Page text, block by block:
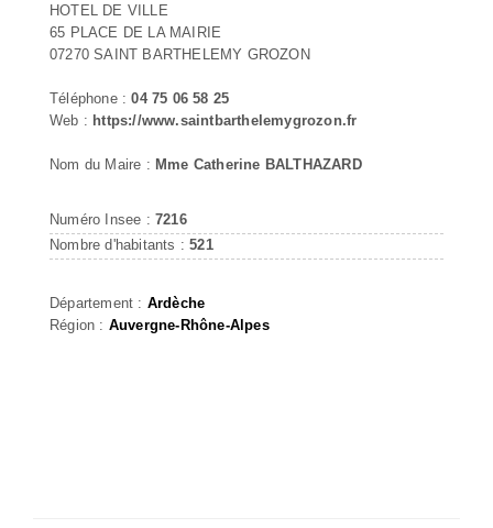
HOTEL DE VILLE
65 PLACE DE LA MAIRIE
07270 SAINT BARTHELEMY GROZON
Téléphone :04 75 06 58 25
Web : https://www.saintbarthelemygrozon.fr
Nom du Maire : Mme Catherine BALTHAZARD
Numéro Insee : 7216
Nombre d'habitants :521
Département : Ardèche
Région : Auvergne-Rhône-Alpes